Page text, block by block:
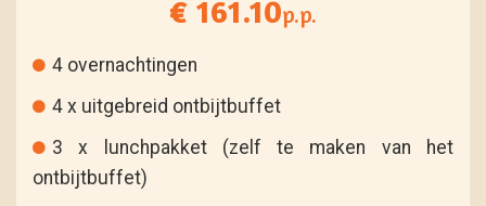
€ 161.10p.p.
4 overnachtingen
4 x uitgebreid ontbijtbuffet
3 x lunchpakket (zelf te maken van het
ontbijtbuffet)